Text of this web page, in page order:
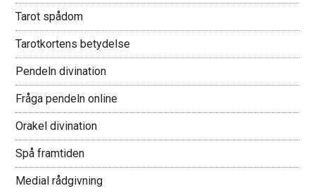
Tarot spådom
Tarotkortens betydelse
Pendeln divination
Fråga pendeln online
Orakel divination
Spå framtiden
Medial rådgivning